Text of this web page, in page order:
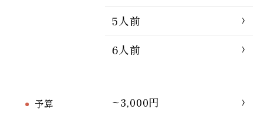
5人前
6人前
予算
~3,000円